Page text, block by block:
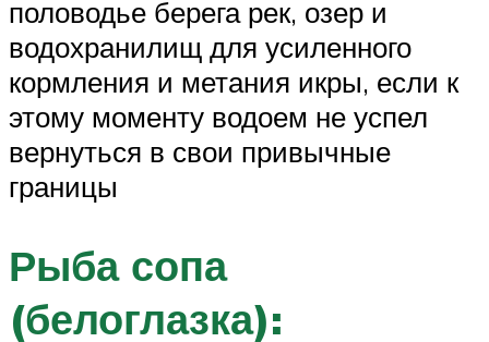
половодье берега рек, озер и
водохранилищ для усиленного
кормления и метания икры, если к
этому моменту водоем не успел
вернуться в свои привычные
границы
Рыба сопа
(белоглазка):